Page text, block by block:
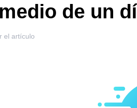
de un
el artículo